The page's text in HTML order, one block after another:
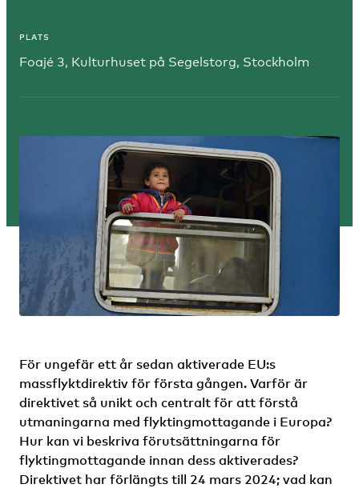
PLATS
Foajé 3, Kulturhuset på Segelstorg, Stockholm
För ungefär ett år sedan aktiverade EU:s
massflyktdirektiv för första gången. Varför är
direktivet så unikt och centralt för att förstå
utmaningarna med flyktingmottagande i Europa?
Hur kan vi beskriva förutsättningarna för
flyktingmottagande innan dess aktiverades?
Direktivet har förlängts till 24 mars 2024; vad kan